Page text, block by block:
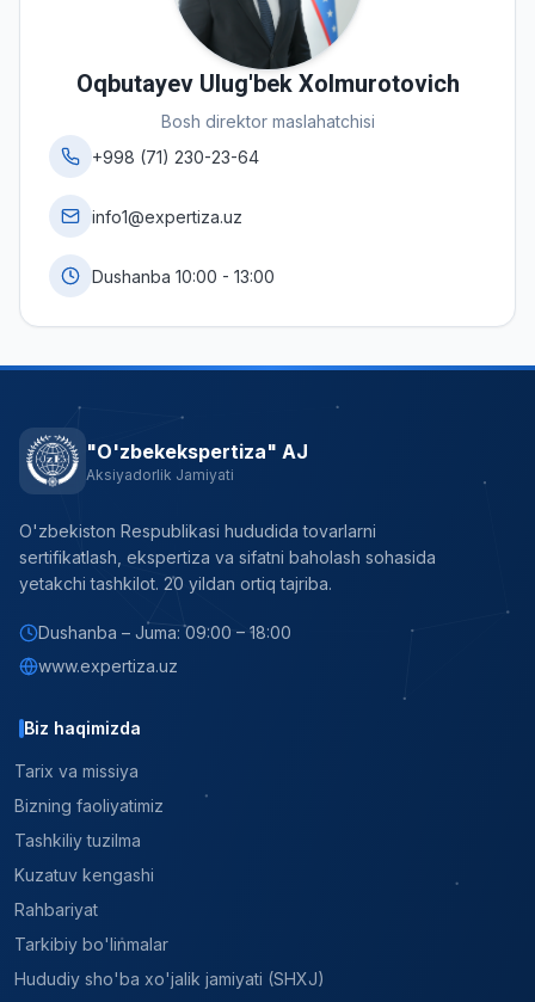
Oqbutayev Ulug'bek Xolmurotovich
Bosh direktor maslahatchisi
+998 (71) 230-23-64
info1@expertiza.uz
Dushanba 10:00 - 13:00
"O'zbekekspertiza" AJ
Aksiyadorlik Jamiyati
O'zbekiston Respublikasi hududida tovarlarni
sertifikatlash, ekspertiza va sifatni baholash sohasida
yetakchi tashkilot. 20 yildan ortiq tajriba.
Dushanba – Juma: 09:00 – 18:00
www.expertiza.uz
Biz haqimizda
Tarix va missiya
Bizning faoliyatimiz
Tashkiliy tuzilma
Kuzatuv kengashi
Rahbariyat
Tarkibiy bo'linmalar
Hududiy sho'ba xo'jalik jamiyati (SHXJ)